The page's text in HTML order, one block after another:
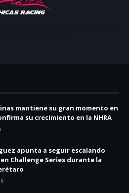
mantiene su gran momento en
su crecimiento en la NHRA
apunta a seguir escalando
Challenge Series durante la